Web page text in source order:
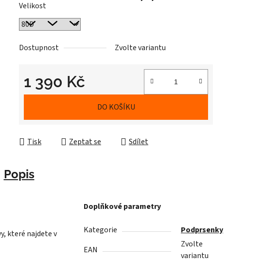
Velikost
Dostupnost Zvolte variantu
1 390 Kč
Měrná cena:
DO KOŠÍKU
Tisk Zeptat se Sdílet
Popis
které najdete v
Doplňkové parametry
Kategorie
Podprsenky
EAN
Zvolte
variantu